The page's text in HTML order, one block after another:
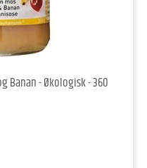
Banan - Økologisk - 360